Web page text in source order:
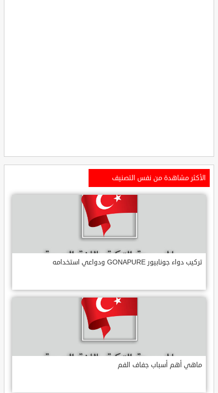
الأكثر مشاهدة من نفس التصنيف
تركيب دواء جونابيور GONAPURE ودواعي استخدامه
ماهي أهم أسباب جفاف الفم